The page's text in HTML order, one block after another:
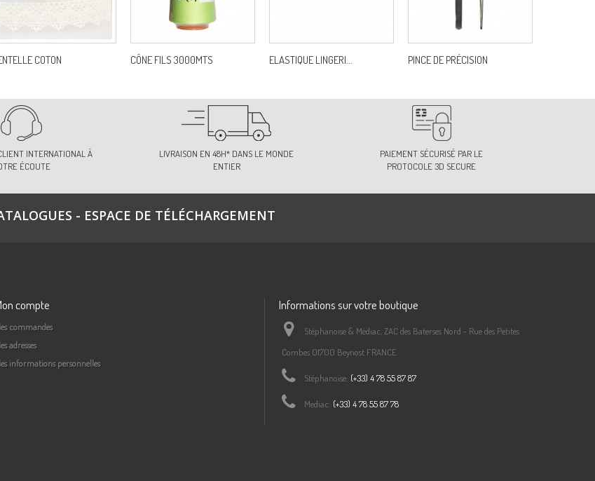
COTON CÔNE FILS 3000MTS ELASTIQUE LINGERI... PINCE DE PRÉCISION
INTERNATIONAL À
ÉCOUTE
LIVRAISON EN 48H* DANS LE MONDE
ENTIER
PAIEMENT SÉCURISÉ PAR LE
PROTOCOLE 3D SECURE
- ESPACE DE TÉLÉCHARGEMENT
compte
commandes
adresses
informations personnelles
Informations sur votre boutique
Stéphanoise & Médiac, ZAC des Baterses Nord - Rue des Petites
Combes 01700 Beynost FRANCE
Stéphanoise: (+33) 4 78 55 87 87
Mediac: (+33) 4 78 55 87 78